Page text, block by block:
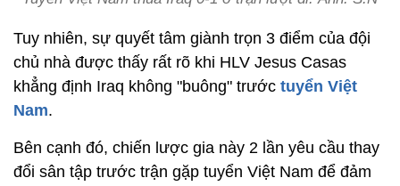
Tuy nhiên, sự quyết tâm giành trọn 3 điểm của đội
chủ nhà được thấy rất rõ khi HLV Jesus Casas
khẳng định Iraq không "buông" trước tuyển Việt
Nam.
Bên cạnh đó, chiến lược gia này 2 lần yêu cầu thay
đổi sân tập trước trận gặp tuyển Việt Nam để đảm